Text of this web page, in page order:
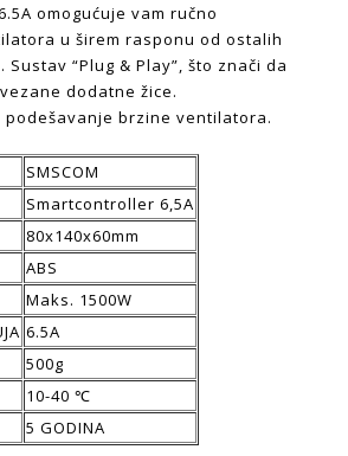
omogućuje vam ručno
u širem rasponu od ostalih
“Plug & Play”, što znači da
dodatne žice.
podešavanje brzine ventilatora.
SMSCOM
Smartcontroller 6,5A
80x140x60mm
ABS
Maks. 1500W
6.5A
500g
10-40 ℃
5 GODINA